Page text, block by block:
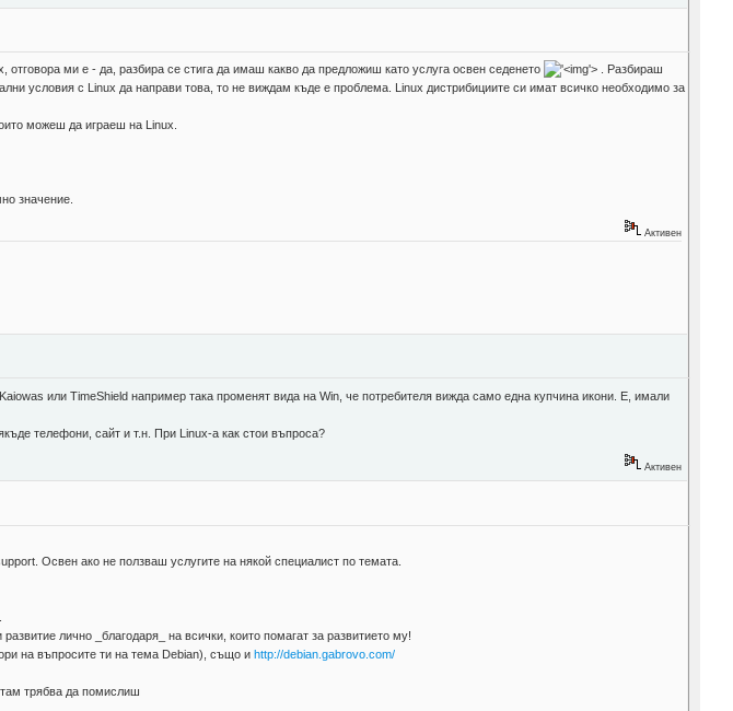
ми е - да, разбира се стига да имаш какво да предложиш като услуга освен седенето '> . Разбираш
условия с Linux да направи това, то не виждам къде е проблема. Linux дистрибициите си имат всичко необходимо за
можеш да играеш на Linux.
значение.
Активен
или TimeShield например така променят вида на Win, че потребителя вижда само една купчина икони. Е, имали
телефони, сайт и т.н. При Linux-a как стои въпроса?
Активен
Освен ако не ползваш услугите на някой специалист по темата.
развитие лично _благодаря_ на всички, които помагат за развитието му!
на въпросите ти на тема Debian), също и http://debian.gabrovo.com/
трябва да помислиш